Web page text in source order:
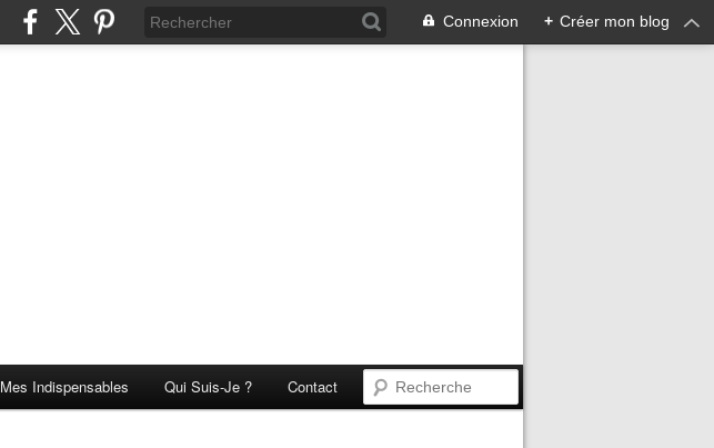
Connexion + Créer mon blog
Mes Indispensables Qui Suis-Je ? Contact